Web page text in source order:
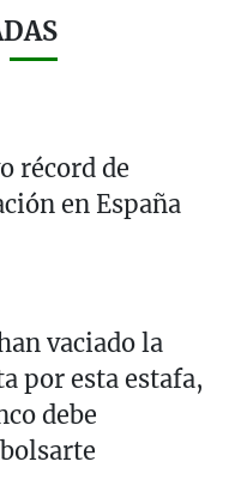
récord de
en España
vaciado la
por esta estafa,
debe